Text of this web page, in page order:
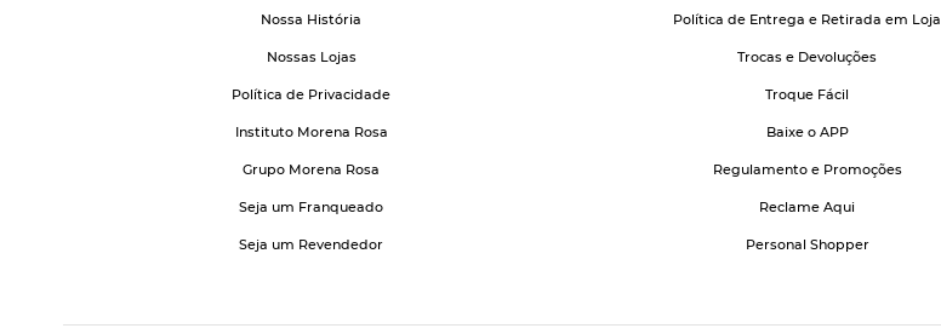
Nossa História
Nossas Lojas
Política de Privacidade
Instituto Morena Rosa
Grupo Morena Rosa
Seja um Franqueado
Seja um Revendedor
Política de Entrega e Retirada em Loja
Trocas e Devoluções
Troque Fácil
Baixe o APP
Regulamento e Promoções
Reclame Aqui
Personal Shopper